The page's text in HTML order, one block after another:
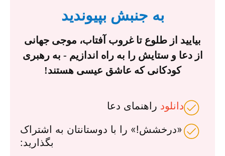
به جنبش بپیوندید
بیایید از طلوع تا غروب آفتاب، موجی جهانی
از دعا و ستایش را به راه اندازیم - به رهبری
کودکانی که عاشق عیسی هستند!
دانلود راهنمای دعا
«درخشش!» را با دوستانتان به اشتراک
بگذارید: